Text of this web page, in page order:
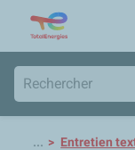
... Entretien